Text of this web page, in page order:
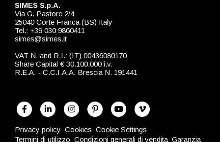
SIMES S.p.A.
Via G. Pastore 2/4
25040 Corte Franca (BS) Italy
Tel.: +39 030 9860411
simes@simes.it
VAT N. and R.I.: (IT) 00436080170
Share Capital € 30.100.000 i.v.
R.E.A. - C.C.I.A.A. Brescia N. 191441
Privacy policy Cookies Cookie Settings
Termini di utilizzo Condizioni generali di vendita Garanzia